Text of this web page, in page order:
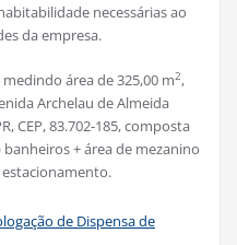
necessárias ao
da empresa.
área de 325,00 m2,
Archelau de Almeida
CEP, 83.702-185, composta
+ área de mezanino
estacionamento.
de Dispensa de